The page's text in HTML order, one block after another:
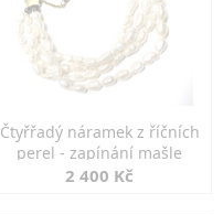
Čtyřřadý náramek z říčních
perel - zapínání mašle
2 400 Kč